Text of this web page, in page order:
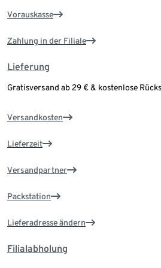
Vorauskasse
Zahlung in der Filiale
Lieferung
Gratisversand ab 29 € & kostenlose
Versandkosten
Lieferzeit
Versandpartner
Packstation
Lieferadresse ändern
Filialabholung